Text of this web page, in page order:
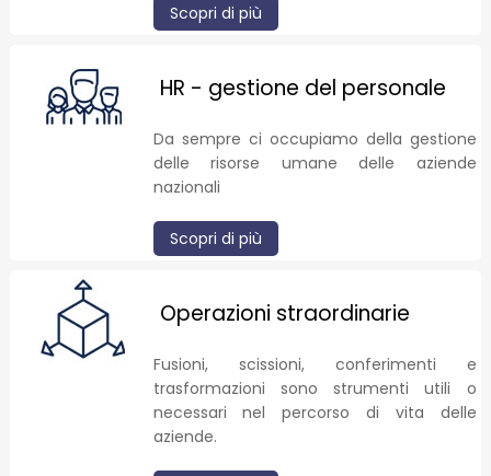
Scopri di più
HR - gestione del personale
Da sempre ci occupiamo della gestione
delle risorse umane delle aziende
nazionali
Scopri di più
Operazioni straordinarie
Fusioni, scissioni, conferimenti e
trasformazioni sono strumenti utili o
necessari nel percorso di vita delle
aziende.